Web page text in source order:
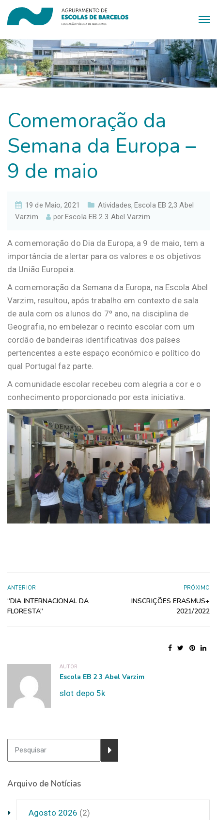
Comemoração da
Semana da Europa –
9 de maio
19 de Maio, 2021 Atividades, Escola EB 2,3 Abel
Varzim
porEscola EB 2 3 Abel Varzim
A comemoração do Dia da Europa, a 9 de maio, tem a
importância de alertar para os valores e os objetivos
da União Europeia.
A comemoração da Semana da Europa, na Escola Abel
Varzim, resultou, após trabalho em contexto de sala
de aula com os alunos do 7º ano, na disciplina de
Geografia, no embelezar o recinto escolar com um
cordão de bandeiras identificativas dos países
pertencentes a este espaço económico e político do
qual Portugal faz parte.
A comunidade escolar recebeu com alegria a cor e o
conhecimento proporcionado por esta iniciativa.
ANTERIOR
“DIA INTERNACIONAL DA
FLORESTA”
PRÓXIMO
INSCRIÇÕES ERASMUS+
2021/2022
AUTOR
Escola EB 2 3 Abel Varzim
slot depo 5k
Arquivo de Notícias
Agosto 2026 (2)